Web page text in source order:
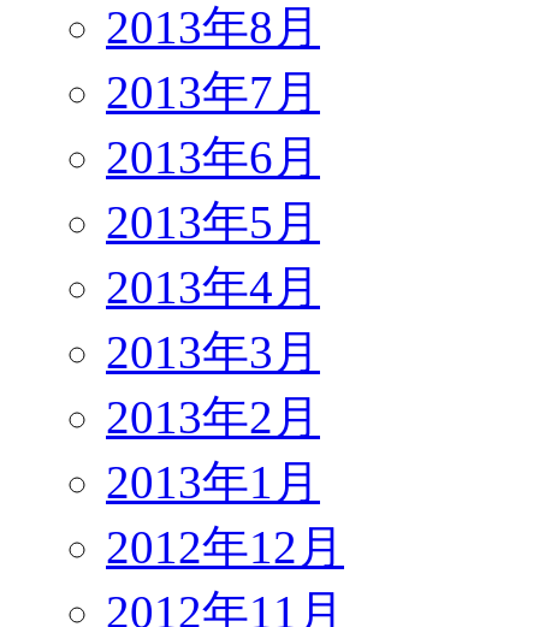
2013年8月
2013年7月
2013年6月
2013年5月
2013年4月
2013年3月
2013年2月
2013年1月
2012年12月
2012年11月